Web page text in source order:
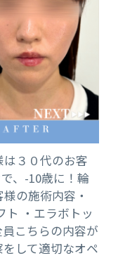
は３０代のお客
、-10歳に！輪
の施術内容・
ト ・エラボトッ
こちらの内容が
して適切なオペ